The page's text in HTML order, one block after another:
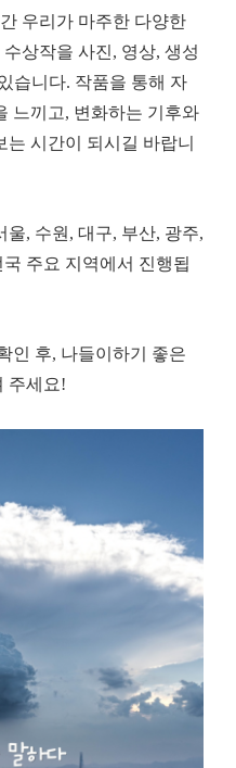
우리가 마주한 다양한
상작을 사진, 영상, 생성
습니다. 작품을 통해 자
느끼고, 변화하는 기후와
시간이 되시길 바랍니
울, 수원, 대구, 부산, 광주,
주요 지역에서 진행됩
인 후, 나들이하기 좋은
주세요!